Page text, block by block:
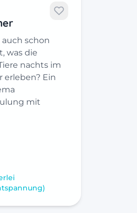
schon
was die
nachts im
erleben? Ein
mit